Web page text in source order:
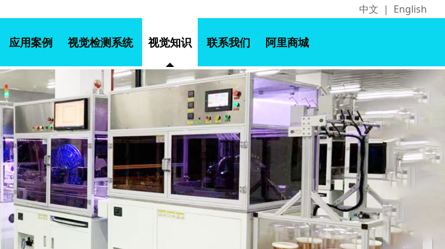
中文 | English
应用案例 视觉检测系统 视觉知识 联系我们 阿里商城